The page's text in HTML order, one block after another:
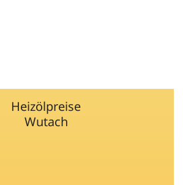
Heizölpreise
Wutach